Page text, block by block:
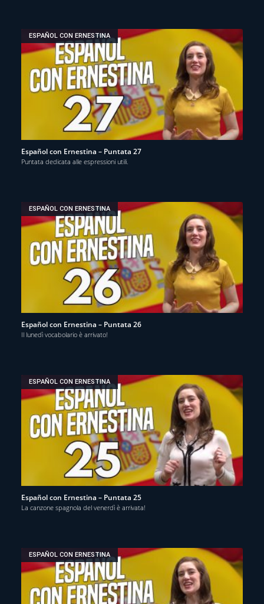
ESPAÑOL CON ERNESTINA
Español con Ernestina – Puntata 27
Puntata dedicata alle espressioni utili.
ESPAÑOL CON ERNESTINA
Español con Ernestina – Puntata 26
Il lunedì vocabolario è arrivato!
ESPAÑOL CON ERNESTINA
Español con Ernestina – Puntata 25
La canzone spagnola del venerdì è arrivata!
ESPAÑOL CON ERNESTINA